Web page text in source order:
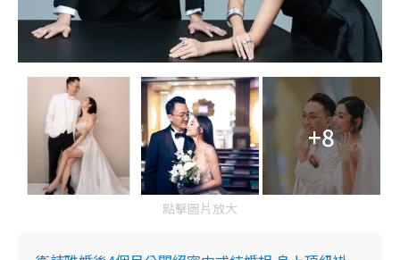
+8
點擊圖片放大